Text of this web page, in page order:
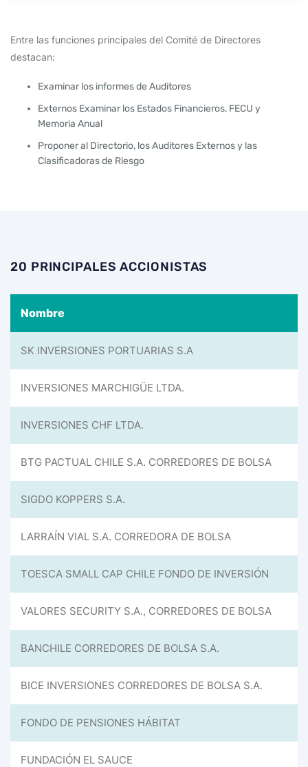
Entre las funciones principales del Comité de Directores
destacan:
Examinar los informes de Auditores
Externos Examinar los Estados Financieros, FECU y
Memoria Anual
Proponer al Directorio, los Auditores Externos y las
Clasificadoras de Riesgo
20 PRINCIPALES ACCIONISTAS
Nombre
SK INVERSIONES PORTUARIAS S.A
INVERSIONES MARCHIGÜE LTDA.
INVERSIONES CHF LTDA.
BTG PACTUAL CHILE S.A. CORREDORES DE BOLSA
SIGDO KOPPERS S.A.
LARRAÍN VIAL S.A. CORREDORA DE BOLSA
TOESCA SMALL CAP CHILE FONDO DE INVERSIÓN
VALORES SECURITY S.A., CORREDORES DE BOLSA
BANCHILE CORREDORES DE BOLSA S.A.
BICE INVERSIONES CORREDORES DE BOLSA S.A.
FONDO DE PENSIONES HÁBITAT
FUNDACIÓN EL SAUCE